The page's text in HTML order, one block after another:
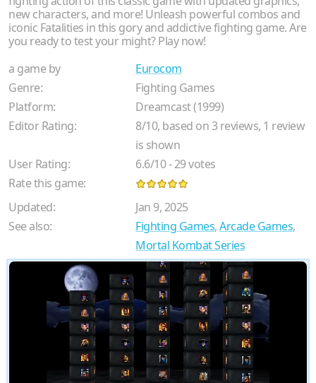
new characters, and more! Unleash powerful combos and
iconic Fatalities in this gory and addictive fighting game. Are
you ready to test your might? Play now!
a game by
Eurocom
Genre:
Fighting Games
Platform:
Dreamcast (1999)
Editor Rating:
8/10, based on3 reviews, 1 review
is shown
User Rating:
6.6/10-29votes
Rate this game:
Updated:
Jan 9, 2025
See also:
Fighting Games,Arcade Games,
Mortal Kombat Series